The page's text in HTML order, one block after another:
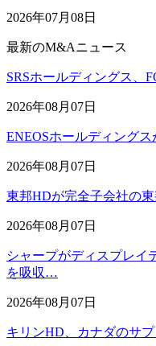
2026年07月08日
最新のM&Aニュース
SRSホールディングス、
2026年08月07日
ENEOSホールディング
2026年08月07日
東邦HDが完全子会社の
2026年08月07日
シャープがディスプレイ
を吸収…
2026年08月07日
キリンHD、カナダのサ